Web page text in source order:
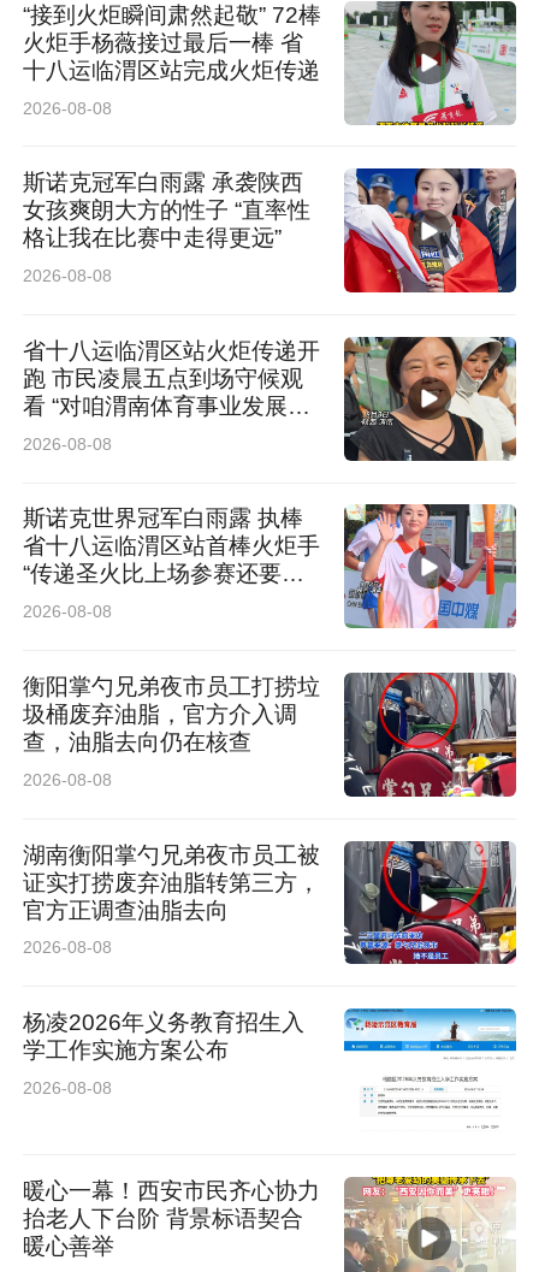
为契机，扛牢责任、扎实履职，织密织牢全县地
质灾害群测群防“防护网”，全力守护人民群众生
命财产安全。（陈建鹏 王敏）
来源：礼泉县自然资源局
“接到火炬瞬间肃然起敬” 72棒
火炬手杨薇接过最后一棒 省
十八运临渭区站完成火炬传递
2026-08-08
斯诺克冠军白雨露 承袭陕西
女孩爽朗大方的性子 “直率性
格让我在比赛中走得更远”
2026-08-08
省十八运临渭区站火炬传递开
跑 市民凌晨五点到场守候观
看 “对咱渭南体育事业发展充
满信心”
2026-08-08
斯诺克世界冠军白雨露 执棒
省十八运临渭区站首棒火炬手
“传递圣火比上场参赛还要紧
张”
2026-08-08
衡阳掌勺兄弟夜市员工打捞垃
圾桶废弃油脂，官方介入调
查，油脂去向仍在核查
2026-08-08
湖南衡阳掌勺兄弟夜市员工被
证实打捞废弃油脂转第三方，
官方正调查油脂去向
2026-08-08
杨凌2026年义务教育招生入
学工作实施方案公布
2026-08-08
暖心一幕！西安市民齐心协力
抬老人下台阶 背景标语契合
暖心善举